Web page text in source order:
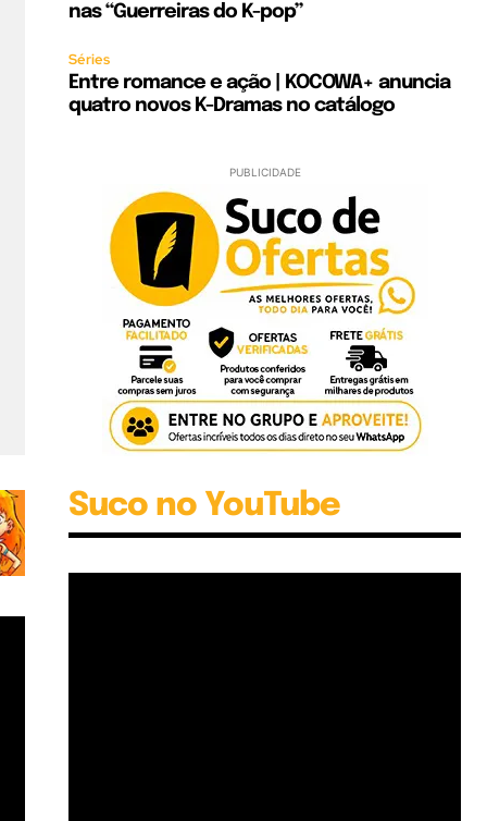
nas “Guerreiras do K-pop”
Séries
Entre romance e ação | KOCOWA+ anuncia
quatro novos K-Dramas no catálogo
PUBLICIDADE
Suco no YouTube